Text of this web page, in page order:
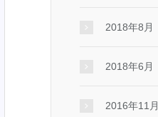
2018年8月
2018年6月
2016年11月